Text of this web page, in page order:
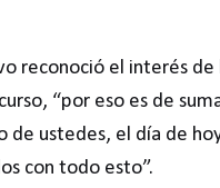
reconoció el interés
“por eso es de
de ustedes, el día de
con todo esto”.